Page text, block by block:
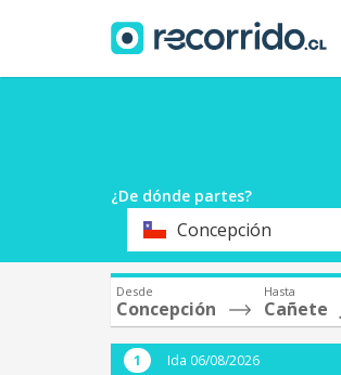
¿De dónde partes?
OrigenConcepción
Desde
Concepción
Hasta
Cañete
Ida 06/08/2026